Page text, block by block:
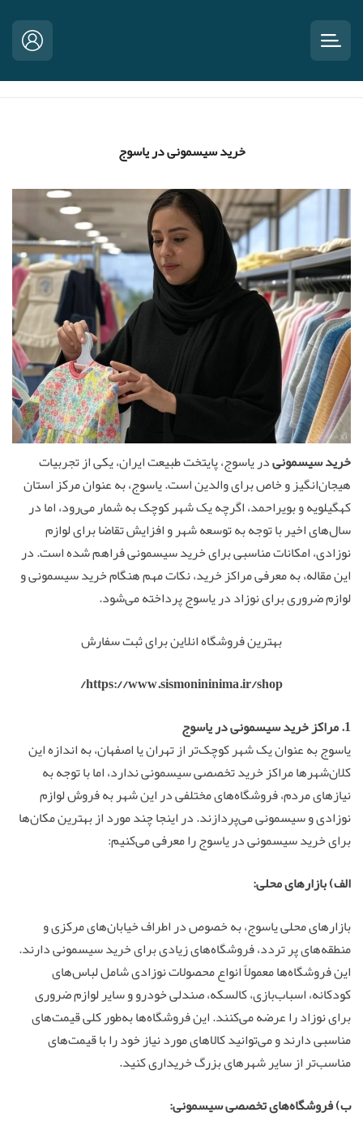
خرید سیسمونی در یاسوج
خرید سیسمونیدر یاسوج، پایتخت طبیعت ایران، یکی از تجربیات
هیجان‌انگیز و خاص برای والدین است. یاسوج، به عنوان مرکز استان
کهگیلویه و بویراحمد، اگرچه یک شهر کوچک به شمار می‌رود، اما در
سال‌های اخیر با توجه به توسعه شهر و افزایش تقاضا برای لوازم
نوزادی، امکانات مناسبی برای خرید سیسمونی فراهم شده است. در
این مقاله، به معرفی مراکز خرید، نکات مهم هنگام خرید سیسمونی و
لوازم ضروری برای نوزاد در یاسوج پرداخته می‌شود.
بهترین فروشگاه انلاین برای ثبت سفارش
https://www.sismonininima.ir/shop/
1. مراکز خرید سیسمونی در یاسوج
یاسوج به عنوان یک شهر کوچک‌تر از تهران یا اصفهان، به اندازه این
کلان‌شهرها مراکز خرید تخصصی سیسمونی ندارد، اما با توجه به
نیازهای مردم، فروشگاه‌های مختلفی در این شهر به فروش لوازم
نوزادی و سیسمونی می‌پردازند. در اینجا چند مورد از بهترین مکان‌ها
برای خرید سیسمونی در یاسوج را معرفی می‌کنیم:
الف) بازارهای محلی:
بازارهای محلی یاسوج، به خصوص در اطراف خیابان‌های مرکزی و
منطقه‌های پر تردد، فروشگاه‌های زیادی برای خرید سیسمونی دارند.
این فروشگاه‌ها معمولاً انواع محصولات نوزادی شامل لباس‌های
کودکانه، اسباب‌بازی، کالسکه، صندلی خودرو و سایر لوازم ضروری
برای نوزاد را عرضه می‌کنند. این فروشگاه‌ها به‌طور کلی قیمت‌های
مناسبی دارند و می‌توانید کالاهای مورد نیاز خود را با قیمت‌های
مناسب‌تر از سایر شهرهای بزرگ خریداری کنید.
ب) فروشگاه‌های تخصصی سیسمونی: